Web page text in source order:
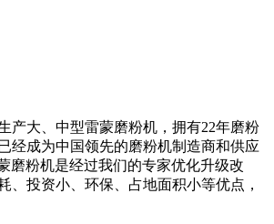
产大、中型雷蒙磨粉机，拥有22年磨粉
经成为中国领先的磨粉机制造商和供应
磨粉机是经过我们的专家优化升级改
、投资小、环保、占地面积小等优点，